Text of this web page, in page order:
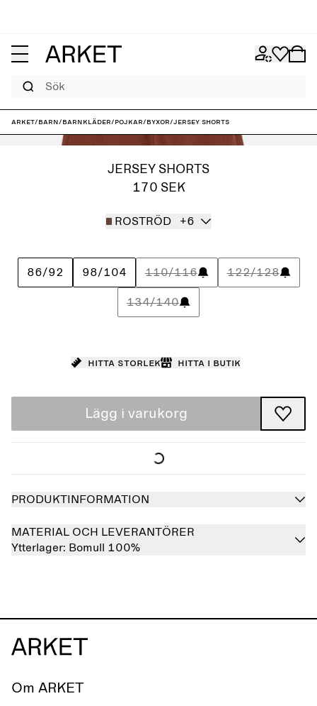
ARKET/Barn/Barnkläder/Pojkar/Byxor/Jersey shorts
JERSEY SHORTS
170 SEK
ROSTRÖD +6
86/92 98/104 110/116 122/128
134/140
Hitta storlek Hitta i butik
Lägg i varukorg
PRODUKTINFORMATION
MATERIAL OCH LEVERANTÖRER
Ytterlager: Bomull 100%
Om ARKET